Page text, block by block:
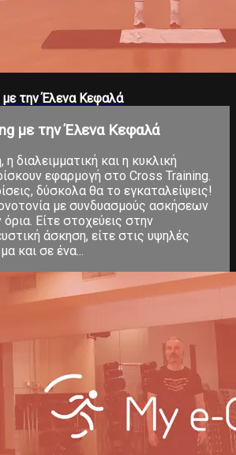
την Έλενα Κεφαλά
με την Έλενα Κεφαλά
η διαλειμματική και η κυκλική
εφαρμογή στο Cross Training.
δύσκολα θα το εγκαταλείψεις!
με συνδυασμούς ασκήσεων
Είτε στοχεύεις στην
άσκηση, είτε στις υψηλές
και σε ένα...